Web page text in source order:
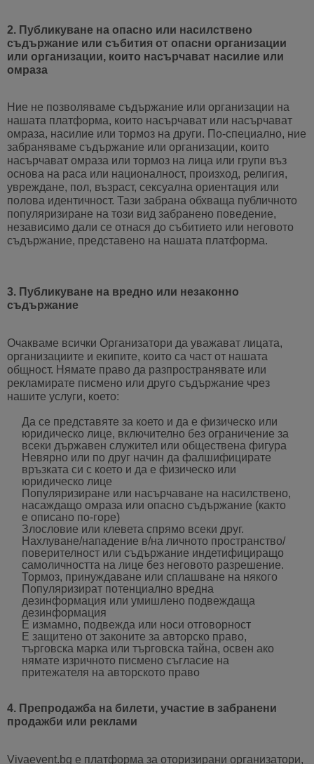
2. Публикуване на опасно или насилствено
съдържание или събития от опасни организации
или организации, които насърчават насилие или
омраза
Ние не позволяваме съдържание или организации на
нашата платформа, които насърчават или насърчават
омраза, насилие или тормоз на други. По-специално, ние
забраняваме съдържание или организации, които
насърчават омраза или тормоз на лица или групи въз
основа на раса или националност, произход, религия,
увреждане, пол, възраст, сексуална ориентация или
полова идентичност. Тази забрана обхваща публичното
популяризиране на този вид забранено поведение,
независимо дали се отнася до събитието или неговото
съдържание, представено на нашата платформа.
3. Публикуване на вредно или незаконно
съдържание
Очакваме всички Организатори да уважават лицата,
организациите и екипите, които са част от нашата
общност. Нямате право да разпространявате или
рекламирате писмено или друго съдържание чрез
нашите услуги, което:
Да се представяте за което и да е физическо или
юридическо лице, включително без ограничение за
всеки държавен служител или обществена фигура
Невярно или по друг начин да фалшифицирате
връзката си с което и да е физическо или
юридическо лице
Популяризиране или насърчаване на насилствено,
насаждащо омраза или опасно съдържание (както
е описано по-горе)
Злословие или клевета спрямо всеки друг.
Нахлуване/нападение в/на личното пространство/
поверителност или съдържание индетифициращо
самоличността на лице без неговото разрешение.
Тормоз, принуждаване или сплашване на някого
Популяризират потенциално вредна
дезинформация или умишлено подвеждаща
дезинформация
Е измамно, подвежда или носи отговорност
Е защитено от законите за авторско право,
търговска марка или търговска тайна, освен ако
нямате изричното писмено съгласие на
притежателя на авторското право
4. Препродажба на билети, участие в забранени
продажби или реклами
Vivaevent.bg е платформа за оторизирани организатори,